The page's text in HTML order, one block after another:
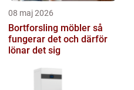
08 maj 2026
Bortforsling möbler så
fungerar det och därför
lönar det sig